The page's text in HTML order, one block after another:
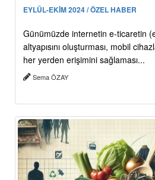
EYLÜL-EKİM 2024 / ÖZEL HABER
Günümüzde internetin e-ticaretin
altyapısını oluşturması, mobil
her yerden erişimini sağlaması...
Sema ÖZAY